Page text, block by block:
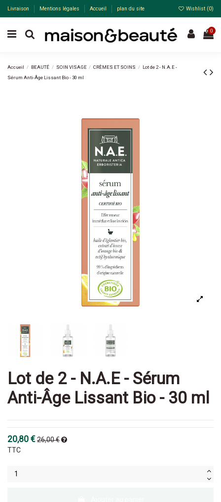
Livraison Mentions légales Accueil plan du site Wishlist (0)
0
Accueil BEAUTÉ SOIN VISAGE CRÈMES ET SOINS
Lot de 2 - N.A.E -
Sérum Anti-Âge Lissant Bio - 30 ml
Lot de 2 - N.A.E - Sérum
Anti-Âge Lissant Bio - 30 ml
20,80 €26,00 €
TTC